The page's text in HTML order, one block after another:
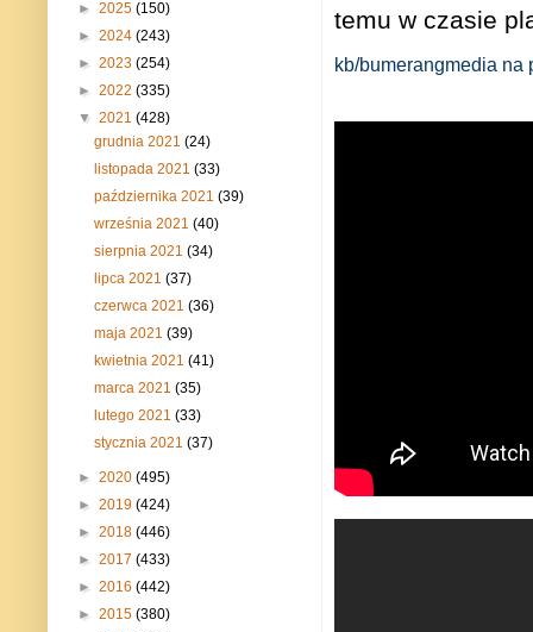
temu w czasie
kb/bumerangmedia na
► 2025 (150)
► 2024 (243)
► 2023 (254)
► 2022 (335)
▼ 2021 (428)
grudnia 2021(24)
listopada 2021(33)
października 2021(39)
września 2021(40)
sierpnia 2021(34)
lipca 2021(37)
czerwca 2021(36)
maja 2021(39)
kwietnia 2021(41)
marca 2021(35)
lutego 2021(33)
stycznia 2021(37)
► 2020 (495)
► 2019 (424)
► 2018 (446)
► 2017 (433)
► 2016 (442)
► 2015 (380)